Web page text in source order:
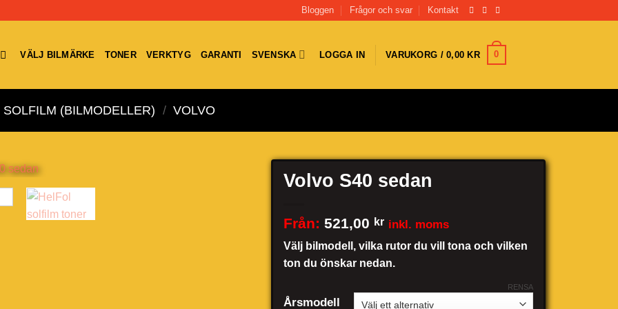
Bloggen Frågor och svar Kontakt
VÄLJ BILMÄRKE TONER VERKTYG GARANTI SVENSKA LOGGA IN VARUKORG /0,00KR 0
(BILMODELLER) / VOLVO
Volvo S40 sedan
Från: 521,00 kr inkl. moms
Välj bilmodell, vilka rutor du vill tona och vilken
ton du önskar nedan.
Årsmodell
RENSA